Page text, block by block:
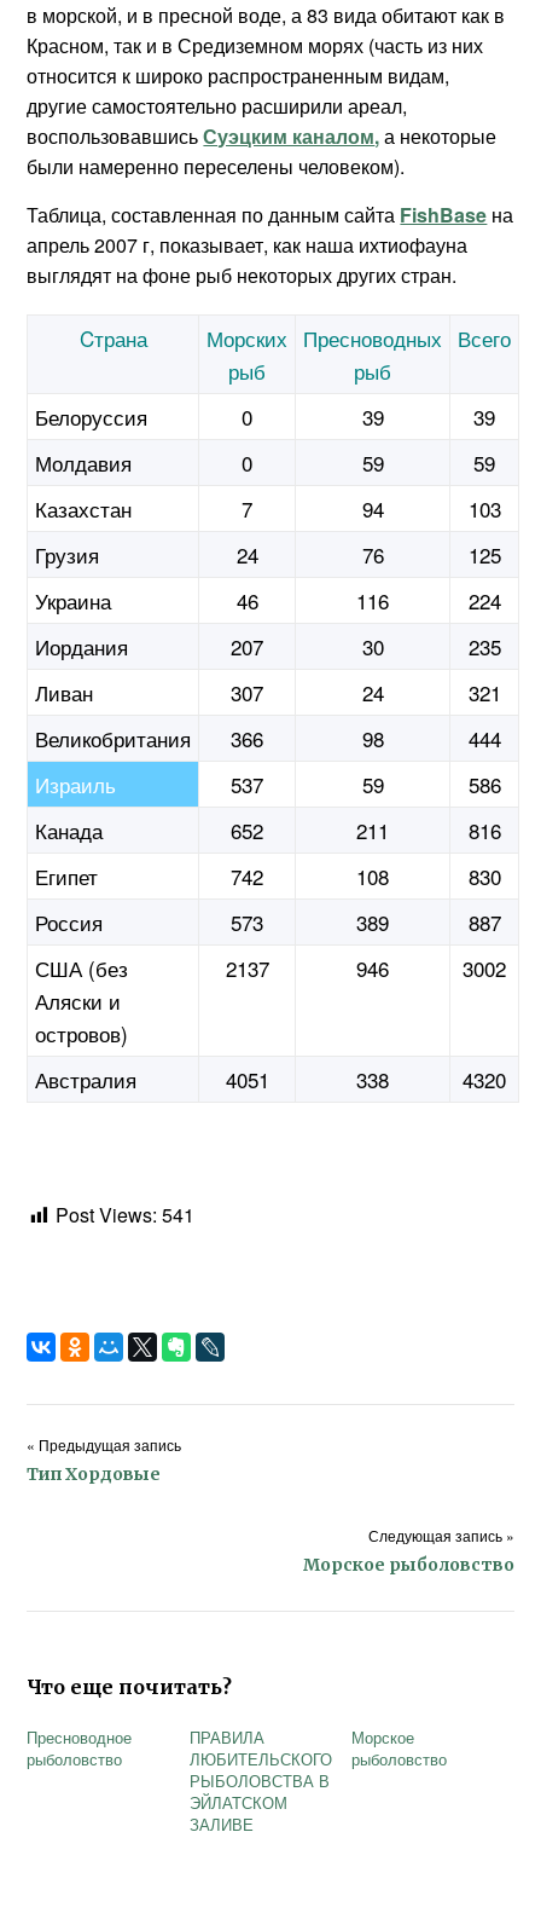
в морской, и в пресной воде, а 83 вида обитают как в
Красном, так и в Средиземном морях (часть из них
относится к широко распространенным видам,
другие самостоятельно расширили ареал,
воспользовавшисьСуэцким каналом,а некоторые
были намеренно переселены человеком).
Таблица, составленная по данным сайта FishBase на
апрель 2007 г, показывает, как наша ихтиофауна
выглядят на фоне рыб некоторых других стран.
Cтрана
Морских
рыб
Пресноводных
рыб
Всего
Белоруссия 0 39
39
Молдавия
0 59
59
Казахстан
7 94
103
Грузия
24 76
125
Украина
46 116
224
Иордания
207 30
235
Ливан
307 24
321
Великобритания
366 98
444
Израиль
537 59
586
Канада
652 211
816
Египет
742 108
830
Россия
573 389
887
США (без
Аляски и
островов)
2137 946 3002
Австралия 4051 338 4320
Post Views: 541
« Предыдущая запись
Тип Хордовые
Следующая запись »
Морское рыболовство
Что еще почитать?
Пресноводное
рыболовство
ПРАВИЛА
ЛЮБИТЕЛЬСКОГО
РЫБОЛОВСТВА В
ЭЙЛАТСКОМ
ЗАЛИВЕ
Морское
рыболовство